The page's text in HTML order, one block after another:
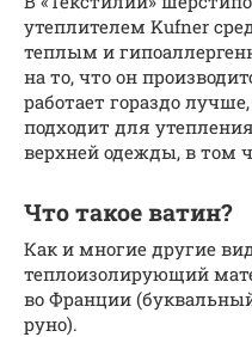
утеплителем Kufner
теплым и
на то, что он
работает гораздо
подходит для
верхней одежды, в том
Что такое ватин?
Как и многие другие
теплоизолирующий
во Франции
руно).